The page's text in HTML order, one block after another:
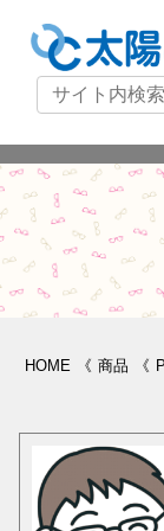
HOME 《 商品 《